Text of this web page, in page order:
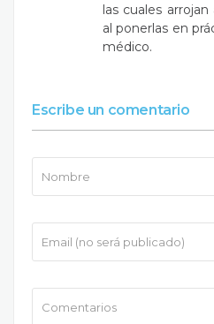
las cuales
al ponerlas en
médico.
Escribe un comentario